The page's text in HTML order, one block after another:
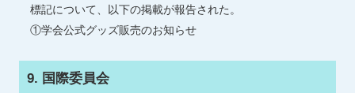
標記について、以下の掲載が報告された。
①学会公式グッズ販売のお知らせ
9. 国際委員会